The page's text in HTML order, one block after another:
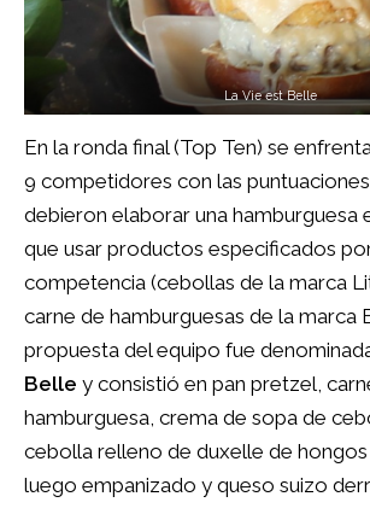
La Vie est Belle
En la ronda final (Top Ten) se
9 competidores con las
debieron elaborar una hamburguesa
que usar productos especificados
competencia (cebollas de la marca
carne de hamburguesas de la marca
propuesta del equipo fue
Belle y consistió en pan pretzel,
hamburguesa, crema de sopa de
cebolla relleno de duxelle de
luego empanizado y queso suizo